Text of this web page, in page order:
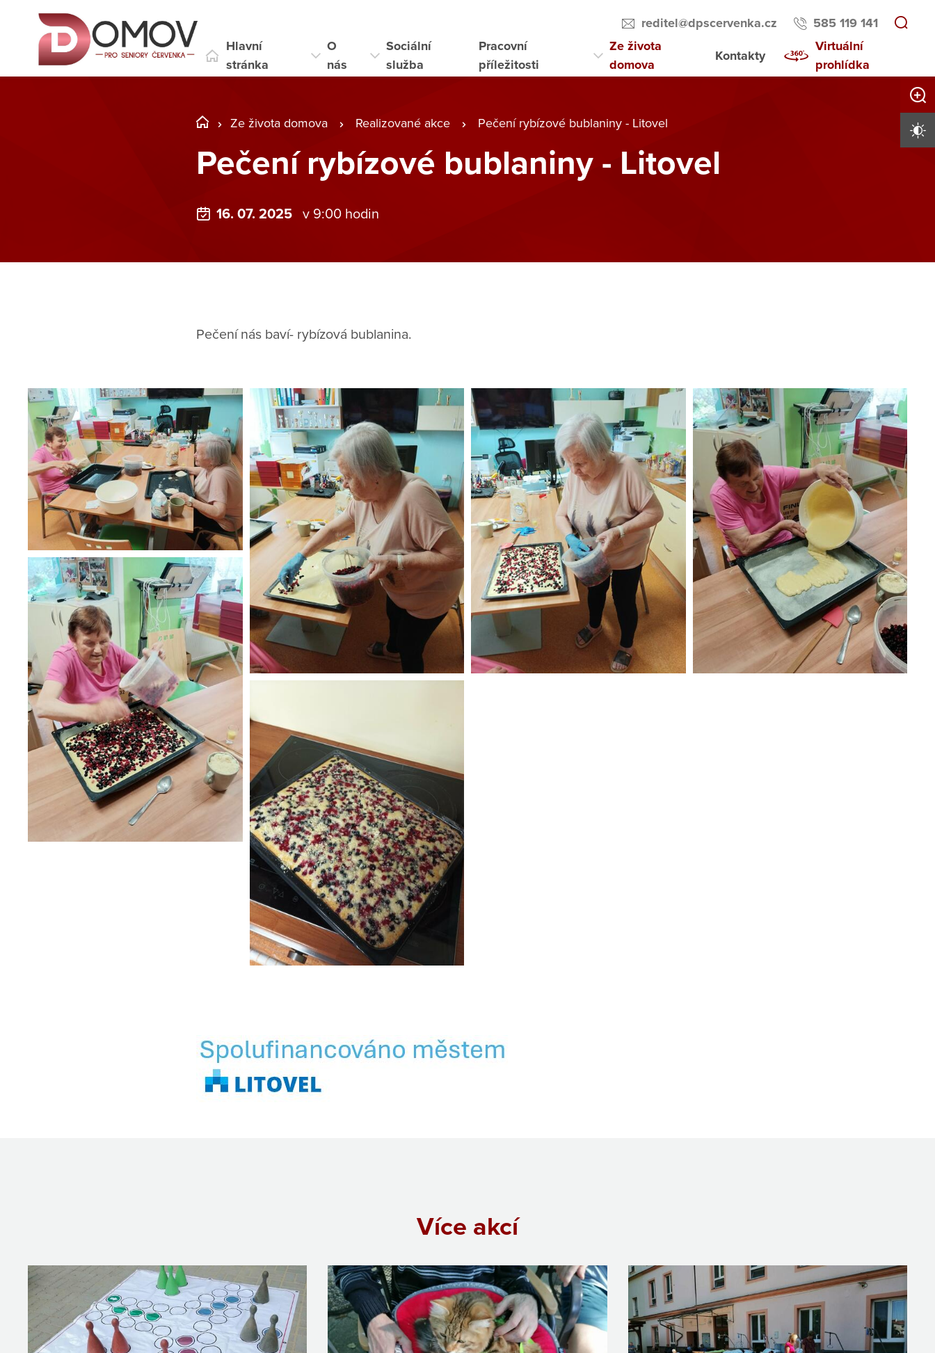
reditel@dpscervenka.cz
585 119 141
Hlavní
stránka
O
nás
Sociální
služba
Pracovní
příležitosti
Ze života
domova
Kontakty
Virtuální
prohlídka
Ze života domova Realizované akce Pečení rybízové bublaniny - Litovel
Pečení rybízové bublaniny - Litovel
16. 07. 2025 v 9:00 hodin
Pečení nás baví- rybízová bublanina.
Více akcí